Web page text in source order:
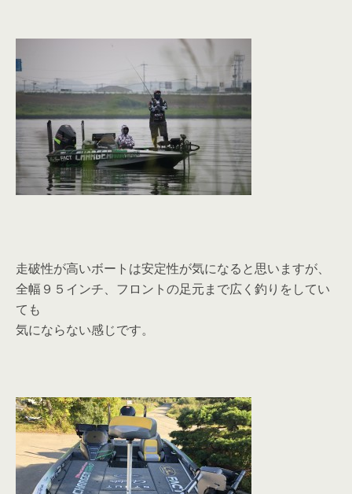
走破性が高いボートは安定性が気になると思いますが、
全幅９５インチ、フロントの足元まで広く釣りをしてい
ても
気にならない感じです。